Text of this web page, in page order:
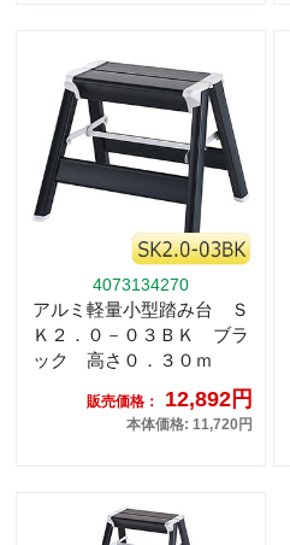
4073134270
アルミ軽量小型踏み台 Ｓ
Ｋ２．０－０３ＢＫ ブラ
ック 高さ０．３０ｍ
販売価格： 12,892円
本体価格: 11,720円